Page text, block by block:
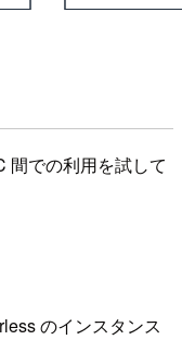
間での利用を試して
のインスタンス